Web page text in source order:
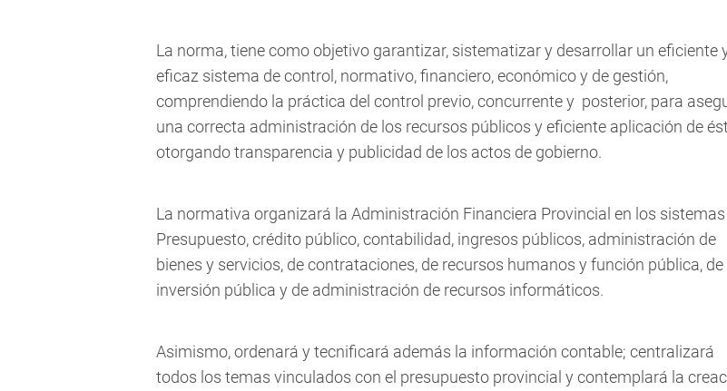
La norma, tiene como objetivo garantizar, sistematizar y desarrollar un eficiente
eficaz sistema de control, normativo, financiero, económico y de gestión,
comprendiendo la práctica del control previo, concurrente y posterior, para
una correcta administración de los recursos públicos y eficiente aplicación de
otorgando transparencia y publicidad de los actos de gobierno.
La normativa organizará la Administración Financiera Provincial en los
Presupuesto, crédito público, contabilidad, ingresos públicos, administración de
bienes y servicios, de contrataciones, de recursos humanos y función pública, de
inversión pública y de administración de recursos informáticos.
Asimismo, ordenará y tecnificará además la información contable; centralizará
todos los temas vinculados con el presupuesto provincial y contemplará la